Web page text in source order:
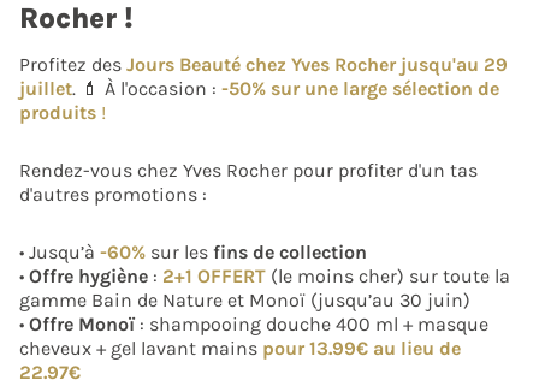
Rocher !
Profitez des Jours Beauté chez Yves Rocher jusqu'au 29
juillet. 💄 À l'occasion : -50% sur une large sélection ​de
produits !
Rendez-vous chez Yves Rocher pour profiter d'un tas
d'autres promotions :
• Jusqu’à -60% ​ sur les fins de collection
• Offre hygiène : 2+1 OFFERT (le moins cher) sur toute la
gamme Bain de Nature et Monoï (jusqu’au 30 juin)​
• Offre Monoï: shampooing douche 400 ml + masque
cheveux + gel lavant mains pour 13.99€ au lieu de
22.97€